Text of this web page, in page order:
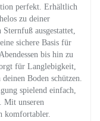
perfekt. Erhältlich
zu deiner
ausgestattet,
sichere Basis für
bis hin zu
für Langlebigkeit,
Boden schützen.
spielend einfach,
Mit unseren
komfortabler.